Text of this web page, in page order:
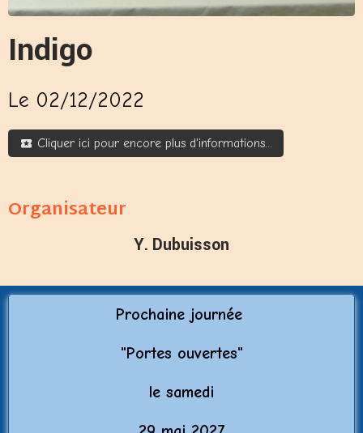
Indigo
Le 02/12/2022
Cliquer ici pour encore plus d'informations...
Organisateur
Y. Dubuisson
Prochaine journée
"Portes ouvertes"
le samedi